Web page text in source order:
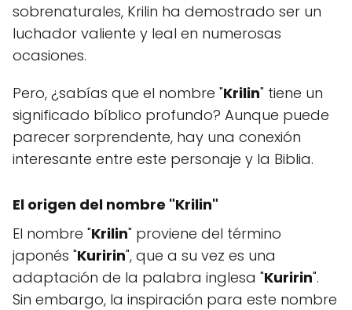
sobrenaturales, Krilin ha demostrado ser un
luchador valiente y leal en numerosas
ocasiones.
Pero, ¿sabías que el nombre "Krilin" tiene un
significado bíblico profundo? Aunque puede
parecer sorprendente, hay una conexión
interesante entre este personaje y la Biblia.
El origen del nombre "Krilin"
El nombre "Krilin" proviene del término
japonés "Kuririn", que a su vez es una
adaptación de la palabra inglesa "Kuririn".
Sin embargo, la inspiración para este nombre